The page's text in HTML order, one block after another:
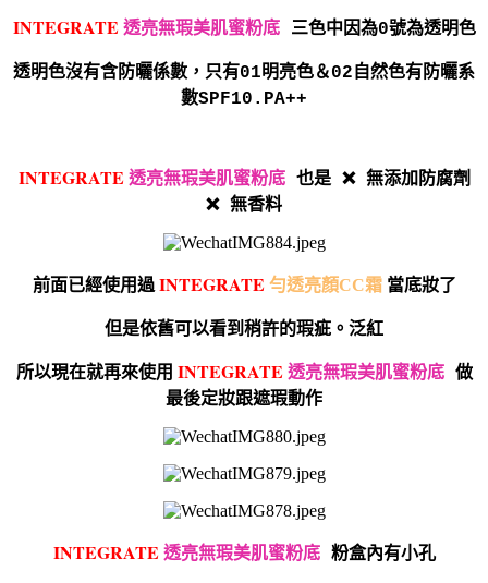
INTEGRATE 透亮無瑕美肌蜜粉底 三色中因為0號為透明色
透明色沒有含防曬係數，只有01明亮色＆02自然色有防曬系
數SPF10.PA++
INTEGRATE 透亮無瑕美肌蜜粉底 也是 ❌ 無添加防腐劑
❌ 無香料
前面已經使用過 INTEGRATE 勻透亮顏CC霜 當底妝了
但是依舊可以看到稍許的瑕疵。泛紅
所以現在就再來使用 INTEGRATE 透亮無瑕美肌蜜粉底 做
最後定妝跟遮瑕動作
INTEGRATE 透亮無瑕美肌蜜粉底 粉盒內有小孔